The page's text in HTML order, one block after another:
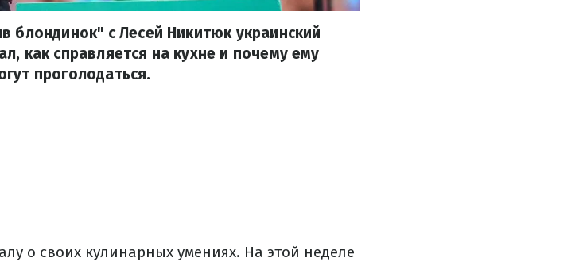
блондинок" с Лесей Никитюк украинский
как справляется на кухне и почему ему
проголодаться.
о своих кулинарных умениях. На этой неделе